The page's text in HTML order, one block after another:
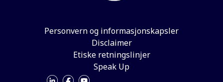
Personvern og informasjonskapsler
Disclaimer
Etiske retningslinjer
Speak Up